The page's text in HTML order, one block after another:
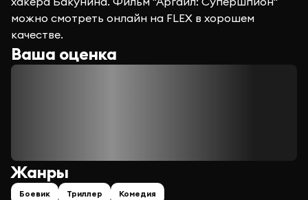
можно смотреть онлайн на FLEX в хорошем
качестве.
Ваша оценка
Жанры
Боевик Триллер Комедия